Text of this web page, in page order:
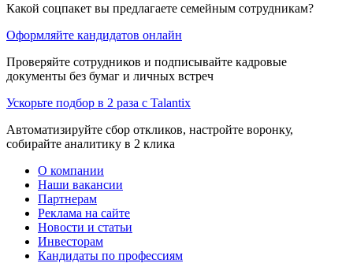
Какой соцпакет вы предлагаете семейным сотрудникам?
Оформляйте кандидатов онлайн
Проверяйте сотрудников и подписывайте кадровые
документы без бумаг и личных встреч
Ускорьте подбор в 2 раза с Talantix
Автоматизируйте сбор откликов, настройте воронку,
собирайте аналитику в 2 клика
О компании
Наши вакансии
Партнерам
Реклама на сайте
Новости и статьи
Инвесторам
Кандидаты по профессиям